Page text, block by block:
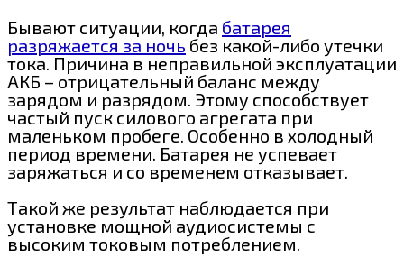
Бывают ситуации, когда батарея
разряжается за ночь без какой-либо утечки
тока. Причина в неправильной эксплуатации
АКБ – отрицательный баланс между
зарядом и разрядом. Этому способствует
частый пуск силового агрегата при
маленьком пробеге. Особенно в холодный
период времени. Батарея не успевает
заряжаться и со временем отказывает.
Такой же результат наблюдается при
установке мощной аудиосистемы с
высоким токовым потреблением.